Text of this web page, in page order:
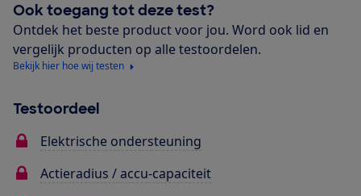
Ook toegang tot deze test?
Ontdek het beste product voor jou. Word ook lid en
vergelijk producten op alle testoordelen.
Bekijk hier hoe wij testen
Testoordeel
Elektrische ondersteuning
Actieradius / accu-capaciteit